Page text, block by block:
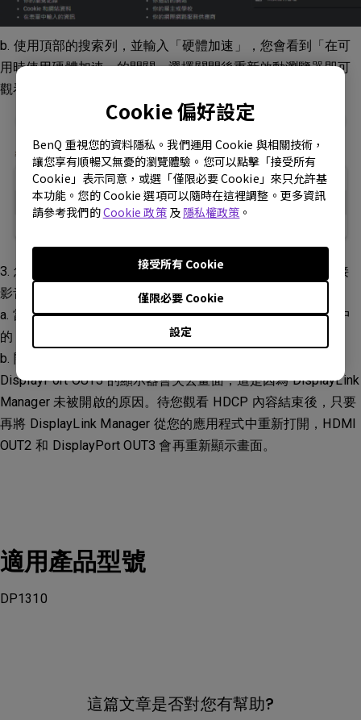
Cookie 偏好設定
BenQ 重視您的資料隱私。我們運用 Cookie 與相關技術，
讓您享有順暢又無憂的瀏覽體驗。您可以點擊「接受所有
Cookie」表示同意，或選「僅限必要 Cookie」來只允許基
本功能。您的 Cookie 選項可以隨時在這裡調整。更多資訊
請參考我們的Cookie 政策及 隱私權政策 。
設定
僅限必要 Cookie
接受所有 Cookie
b. 使用頂部的搜索列，並輸入「硬體加速」，您會看到「在可
用時使用硬體加速」的開關，選擇關閉後重新啟動瀏覽器即可
觀看 Netflix、Disney+等線上串流平台。
3. 您可以在系統上關閉驅動程式 DisplayLink Manager 來連接
影音串流平台播放：
a. 當您要播放 HDCP 內容時，點擊 DisplayLink 的快捷選單中
的「Quit」來關閉 DisplayLink Manager。
b. 關閉 DisplayLink Manager 後，您連接至 HDMI OUT2 和
DisplayPort OUT3 的顯示器會失去畫面，這是因為 DisplayLink
Manager 未被開啟的原因。待您觀看 HDCP 內容結束後，只要
再將 DisplayLink Manager 從您的應用程式中重新打開，HDMI
OUT2 和 DisplayPort OUT3 會再重新顯示畫面。
適用產品型號
DP1310
這篇文章是否對您有幫助?